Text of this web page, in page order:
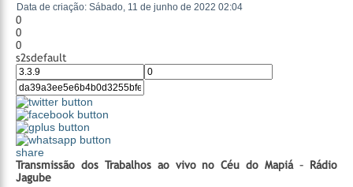
Data de criação: Sábado, 11 de junho de 2022 02:04
0
0
0
s2sdefault
share
Transmissão dos Trabalhos ao vivo no Céu do Mapiá – Rádio
Jagube